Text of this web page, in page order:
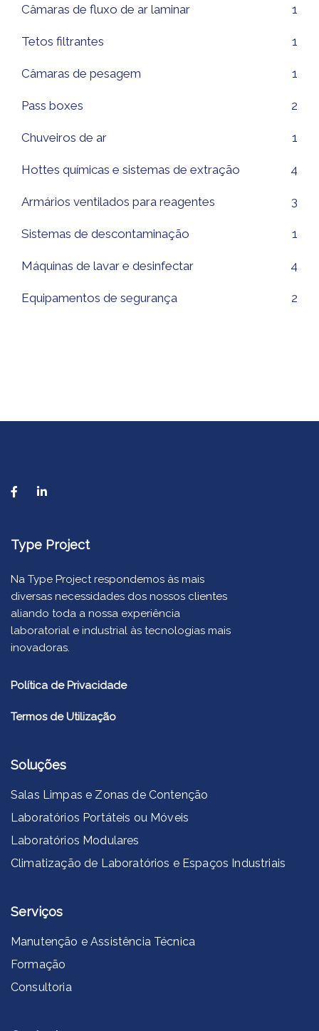
Câmaras de fluxo de ar laminar 1
Tetos filtrantes 1
Câmaras de pesagem 1
Pass boxes 2
Chuveiros de ar 1
Hottes químicas e sistemas de extração 4
Armários ventilados para reagentes 3
Sistemas de descontaminação 1
Máquinas de lavar e desinfectar 4
Equipamentos de segurança 2
Type Project
Na Type Project respondemos às mais
diversas necessidades dos nossos clientes
aliando toda a nossa experiência
laboratorial e industrial às tecnologias mais
inovadoras.
Política de Privacidade
Termos de Utilização
Soluções
Salas Limpas e Zonas de Contenção
Laboratórios Portáteis ou Móveis
Laboratórios Modulares
Climatização de Laboratórios e Espaços Industriais
Serviços
Manutenção e Assistência Técnica
Formação
Consultoria